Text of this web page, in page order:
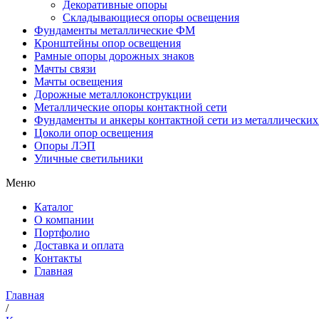
Декоративные опоры
Складывающиеся опоры освещения
Фундаменты металлические ФМ
Кронштейны опор освещения
Рамные опоры дорожных знаков
Мачты связи
Мачты освещения
Дорожные металлоконструкции
Металлические опоры контактной сети
Фундаменты и анкеры контактной сети из
Цоколи опор освещения
Опоры ЛЭП
Уличные светильники
Меню
Каталог
О компании
Портфолио
Доставка и оплата
Контакты
Главная
Главная
/